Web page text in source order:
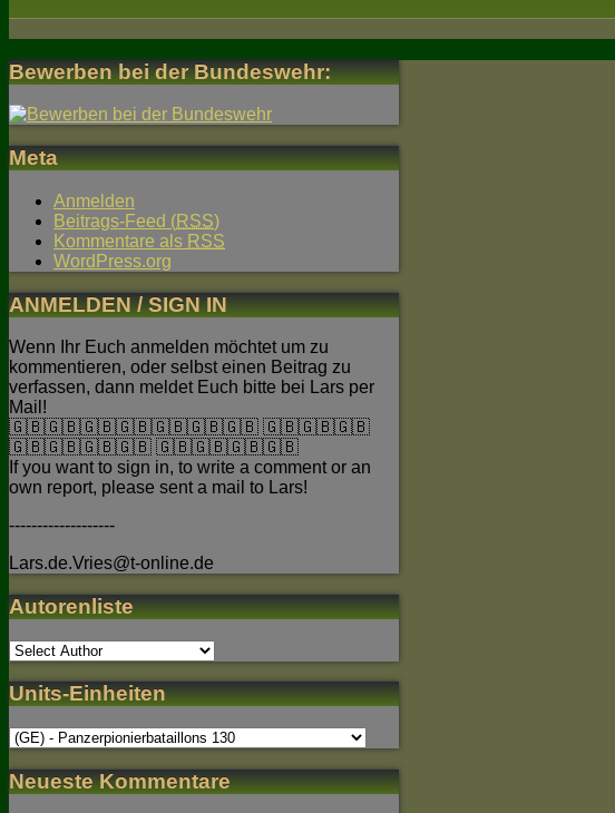
Bewerben bei der Bundeswehr:
Meta
Anmelden
Beitrags-Feed (RSS)
Kommentare als RSS
WordPress.org
ANMELDEN / SIGN IN
Wenn Ihr Euch anmelden möchtet um zu
kommentieren, oder selbst einen Beitrag zu
verfassen, dann meldet Euch bitte bei Lars per
Mail!
🇬🇧🇬🇧🇬🇧🇬🇧🇬🇧🇬🇧🇬🇧 🇬🇧🇬🇧🇬🇧
🇬🇧🇬🇧🇬🇧🇬🇧 🇬🇧🇬🇧🇬🇧🇬🇧
If you want to sign in, to write a comment or an
own report, please sent a mail to Lars!
-------------------
Lars.de.Vries@t-online.de
Autorenliste
Units-Einheiten
Neueste Kommentare